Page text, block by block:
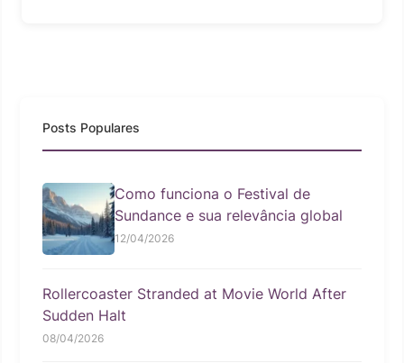
Posts Populares
Como funciona o Festival de
Sundance e sua relevância global
12/04/2026
Rollercoaster Stranded at Movie World After
Sudden Halt
08/04/2026